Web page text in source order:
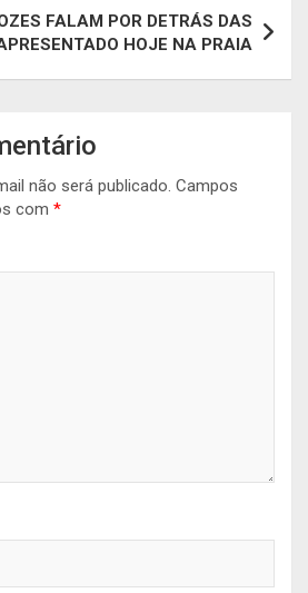
FALAM POR DETRÁS DAS
HOJE NA PRAIA
não será publicado. Campos
com *